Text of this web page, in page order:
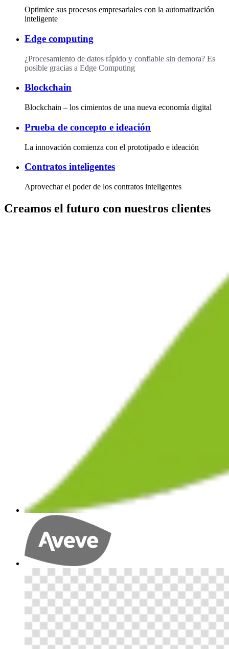
Optimice sus procesos empresariales con la automatización
inteligente
Edge computing​
¿Procesamiento de datos rápido y confiable sin demora? Es
posible gracias a Edge Computing
Blockchain
Blockchain – los cimientos de una nueva economía digital
Prueba de concepto e ideación
La innovación comienza con el prototipado e ideación
Contratos inteligentes
Aprovechar el poder de los contratos inteligentes
Creamos el futuro con nuestros clientes